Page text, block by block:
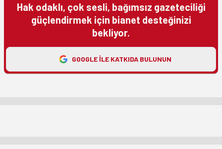
Hak odaklı, çok sesli, bağımsız gazeteciliği
güçlendirmek için bianet desteğinizi
bekliyor.
GOOGLE ILE KATKIDA BULUNUN